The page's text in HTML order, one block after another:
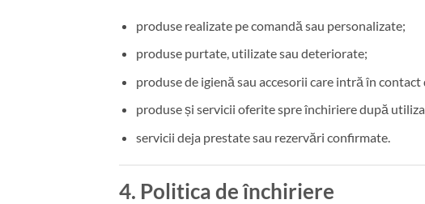
produse realizate pe comandă sau personalizate;
produse purtate, utilizate sau deteriorate;
produse de igienă sau accesorii care intră în
produse și servicii oferite spre închiriere după
servicii deja prestate sau rezervări confirmate.
4. Politica de închiriere